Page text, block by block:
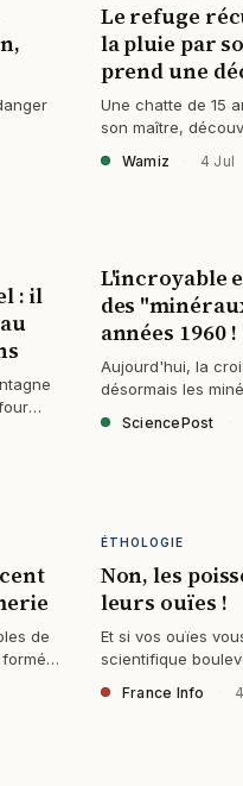
Le refuge
la pluie par
prend une
Une chatte de 15
son maître,
Wamiz 4 Jul
: il
L'incroyable
des
années 1960 !
Aujourd'hui, la
désormais les
SciencePost
de
ÉTHOLOGIE
Non, les
leurs ouïes !
Et si vos ouïes
scientifique
France Info